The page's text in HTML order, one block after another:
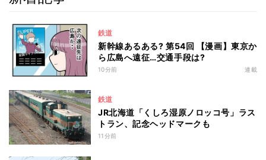
鉄道
新幹線あるある? 第54回 【漫画】東京か
ら広島へ遠征…交通手段は?
10分前 連載
鉄道
JR北海道「くしろ湿原ノロッコ号」ラス
トラン、記念ヘッドマークも
11分前